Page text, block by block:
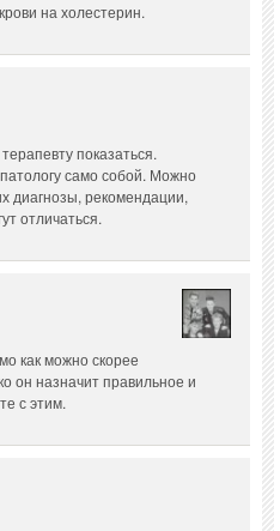
на холестерин.
показаться.
само собой. Можно
диагнозы, рекомендации,
отличаться.
как можно скорее
он назначит правильное и
с этим.